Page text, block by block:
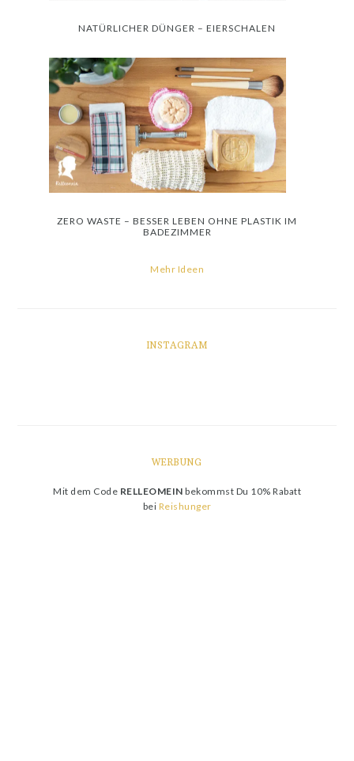
NATÜRLICHER DÜNGER – EIERSCHALEN
ZERO WASTE – BESSER LEBEN OHNE PLASTIK IM
BADEZIMMER
Mehr Ideen
INSTAGRAM
WERBUNG
Mit dem Code RELLEOMEIN bekommst Du 10% Rabatt
bei Reishunger